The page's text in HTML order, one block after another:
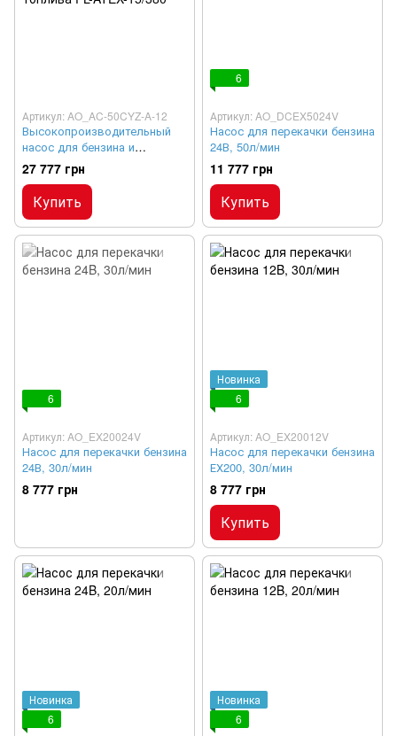
Артикул: AO_AC-50CYZ-A-12
Высокопроизводительный
насос для бензина и
дизельного топлива PL-
ATEX-15/380
27 777 грн
Купить
6
Артикул: AO_DCEX5024V
Насос для перекачки бензина
24В, 50л/мин
11 777 грн
Купить
6
Артикул: AO_EX20024V
Насос для перекачки бензина
24В, 30л/мин
8 777 грн
Новинка
6
Артикул: AO_EX20012V
Насос для перекачки бензина
ЕХ200, 30л/мин
8 777 грн
Купить
Новинка
6
Новинка
6